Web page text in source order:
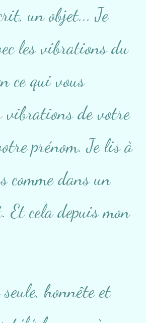
un objet... Je
les vibrations du
ce qui vous
vibrations de votre
prénom. Je lis à
comme dans un
Et cela depuis mon
honnête et